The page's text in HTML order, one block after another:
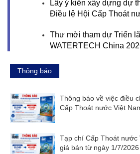
Lấy ý kiến xây dựng dự
Điều lệ Hội Cấp Thoát
Thư mời tham dự Triển
WATERTECH China
Thông báo
Thông báo về việc điều
Cấp Thoát nước Việt
Tạp chí Cấp Thoát nước
giá bán từ ngày 1/7/2026